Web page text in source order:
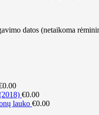
datos (netaikoma
0.00
€0.00
lauko €0.00